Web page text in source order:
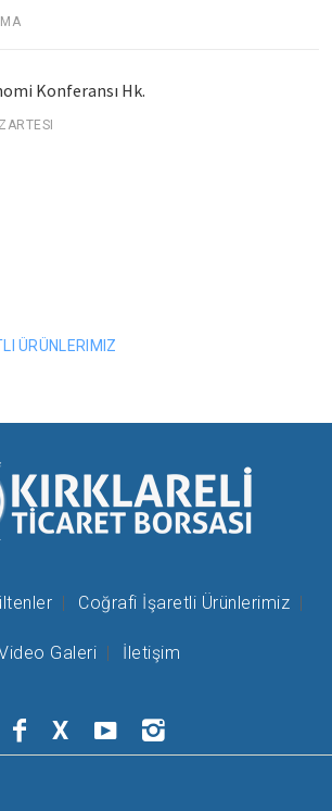
Konferansı Hk.
ÜRÜNLERIMIZ
Coğrafi İşaretli Ürünlerimiz
Galeri İletişim
X